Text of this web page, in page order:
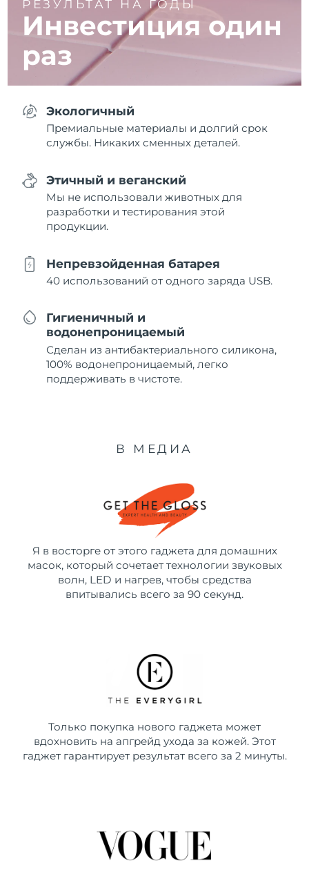
РЕЗУЛЬТАТ НА ГОДЫ
Инвестиция один
раз
Экологичный
Премиальные материалы и долгий срок
службы. Никаких сменных деталей.
Этичный и веганский
Мы не использовали животных для
разработки и тестирования этой
продукции.
Непревзойденная батарея
40 использований от одного заряда USB.
Гигиеничный и
водонепроницаемый
Сделан из антибактериального силикона,
100% водонепроницаемый, легко
поддерживать в чистоте.
В МЕДИА
Я в восторге от этого гаджета для домашних
масок, который сочетает технологии звуковых
волн, LED и нагрев, чтобы средства
впитывались всего за 90 секунд.
Только покупка нового гаджета может
вдохновить на апгрейд ухода за кожей. Этот
гаджет гарантирует результат всего за 2 минуты.